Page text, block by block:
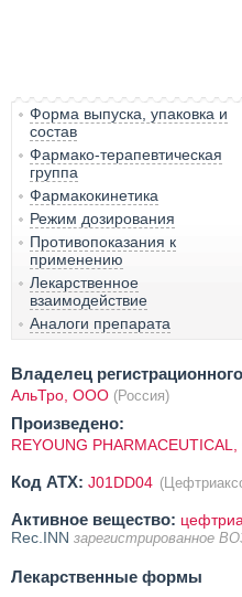
Форма выпуска, упаковка и
состав
Фармако-терапевтическая
группа
Фармакокинетика
Режим дозирования
Противопоказания к
применению
Лекарственное
взаимодействие
Аналоги препарата
Владелец
АльТро, ООО (Россия)
Произведено:
REYOUNG PHARMACEUTICAL,
Код ATX: J01DD04
Активное вещество:
Rec.INN зарегистрированное
Лекарственные формы